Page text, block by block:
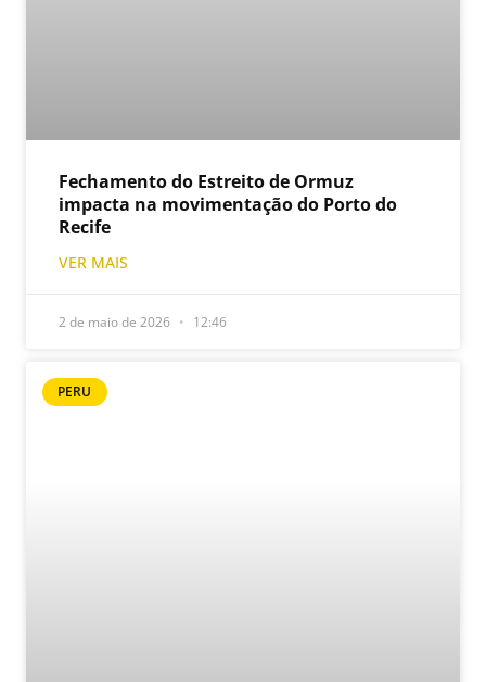
Fechamento do Estreito de Ormuz
impacta na movimentação do Porto do
Recife
VER MAIS
2 de maio de 2026 12:46
PERU